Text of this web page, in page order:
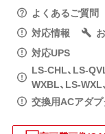
よくあるご質問
対応情報
対応UPS
LS-CHL、LS-
WXBL、LS-
交換用ACアダ